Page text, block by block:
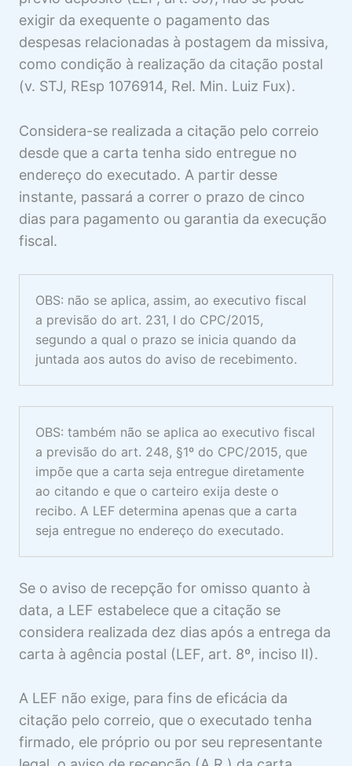
exigir da exequente o pagamento das
despesas relacionadas à postagem da missiva,
como condição à realização da citação postal
(v. STJ, REsp 1076914, Rel. Min. Luiz Fux).
Considera-se realizada a citação pelo correio
desde que a carta tenha sido entregue no
endereço do executado. A partir desse
instante, passará a correr o prazo de cinco
dias para pagamento ou garantia da execução
fiscal.
OBS: não se aplica, assim, ao executivo fiscal
a previsão do art. 231, I do CPC/2015,
segundo a qual o prazo se inicia quando da
juntada aos autos do aviso de recebimento.
OBS: também não se aplica ao executivo fiscal
a previsão do art. 248, §1º do CPC/2015, que
impõe que a carta seja entregue diretamente
ao citando e que o carteiro exija deste o
recibo. A LEF determina apenas que a carta
seja entregue no endereço do executado.
Se o aviso de recepção for omisso quanto à
data, a LEF estabelece que a citação se
considera realizada dez dias após a entrega da
carta à agência postal (LEF, art. 8º, inciso II).
A LEF não exige, para fins de eficácia da
citação pelo correio, que o executado tenha
firmado, ele próprio ou por seu representante